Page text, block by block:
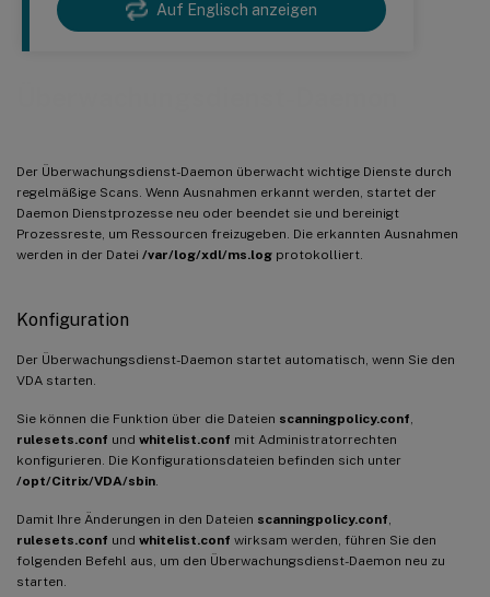
Auf Englisch anzeigen
Der Überwachungsdienst-Daemon überwacht wichtige Dienste durch
regelmäßige Scans. Wenn Ausnahmen erkannt werden, startet der
Daemon Dienstprozesse neu oder beendet sie und bereinigt
Prozessreste, um Ressourcen freizugeben. Die erkannten Ausnahmen
werden in der Datei /var/log/xdl/ms.log protokolliert.
Konfiguration
Der Überwachungsdienst-Daemon startet automatisch, wenn Sie den
VDA starten.
Sie können die Funktion über die Dateien scanningpolicy.conf
rulesets.conf und whitelist.conf mit Administratorrechten
konfigurieren. Die Konfigurationsdateien befinden sich unter
/opt/Citrix/VDA/sbin
Damit Ihre Änderungen in den Dateien scanningpolicy.conf
rulesets.conf und whitelist.conf wirksam werden, führen Sie den
folgenden Befehl aus, um den Überwachungsdienst-Daemon neu zu
starten.